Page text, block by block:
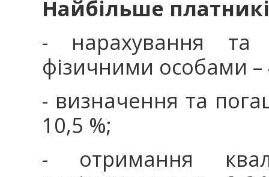
Найбільше
- нарахування та
фізичними особами –
- визначення та
10,5 %;
- отримання